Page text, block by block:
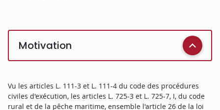
Motivation
Vu les articles L. 111-3 et L. 111-4 du code des procédures
civiles d'exécution, les articles L. 725-3 et L. 725-7, I, du code
rural et de la pêche maritime, ensemble l'article 26 de la loi